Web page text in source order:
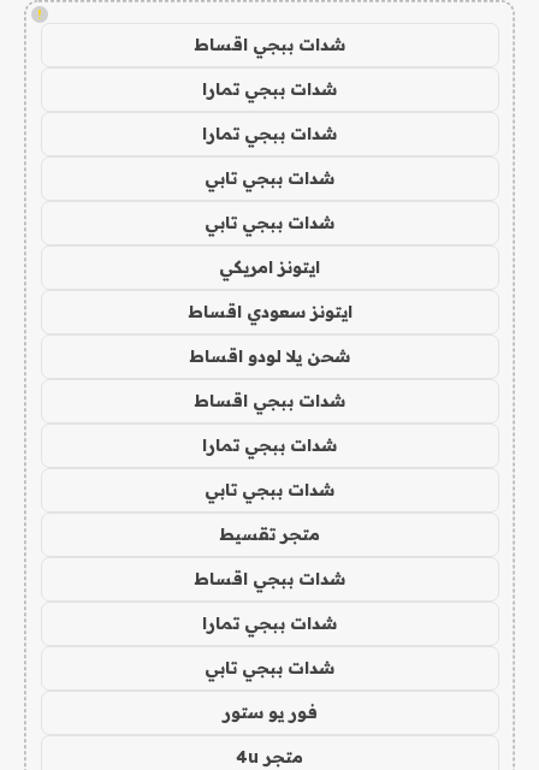
!
شدات ببجي اقساط
شدات ببجي تمارا
شدات ببجي تمارا
شدات ببجي تابي
شدات ببجي تابي
ايتونز امريكي
ايتونز سعودي اقساط
شحن يلا لودو اقساط
شدات ببجي اقساط
شدات ببجي تمارا
شدات ببجي تابي
متجر تقسيط
شدات ببجي اقساط
شدات ببجي تمارا
شدات ببجي تابي
فور يو ستور
متجر 4u